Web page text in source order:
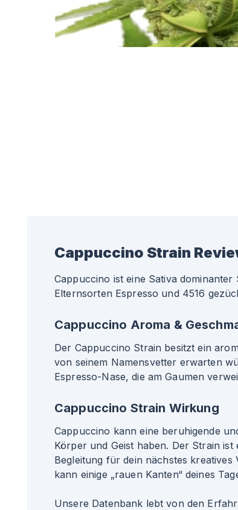
Cappuccino Strain
Cappuccino ist eine Sativa dominanter
Elternsorten Espresso und 4516
Cappuccino Aroma &
Der Cappuccino Strain besitzt ein
von seinem Namensvetter erwarten
Espresso-Nase, die am Gaumen
Cappuccino Strain Wirkung
Cappuccino kann eine beruhigende
Körper und Geist haben. Der Strain ist
Begleitung für dein nächstes
kann einige „rauen Kanten“ deines
Unsere Datenbank lebt von den